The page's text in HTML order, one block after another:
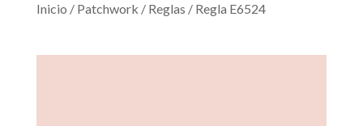
Inicio / Patchwork / Reglas / Regla E6524